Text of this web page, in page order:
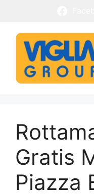
contenuto
Gratis
Piazza